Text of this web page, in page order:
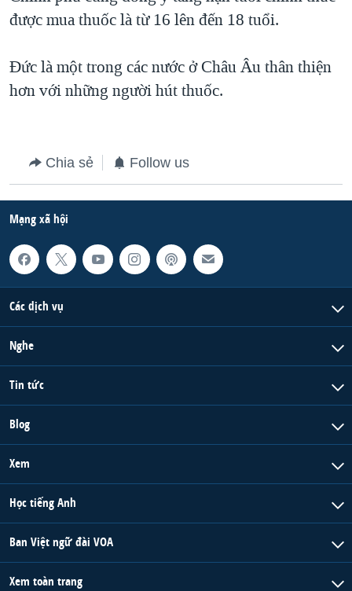
SỨC KHOẺ
THỂ THAO
NGÀY TỊ NẠN THẾ GIỚI
GROUND ZERO – XƯA VÀ NAY
CHI PHÍ CHIẾN TRANH AFGHANISTAN
TRỊNH VĨNH BÌNH VS. CHÍNH PHỦ VIỆT NAM
NGƯ DÂN VIỆT VÀ LÀN SÓNG TRỘM HẢI SÂM
BÊN KIA QUỐC LỘ: TIẾNG VỌNG TỪ NÔNG THÔN MỸ
QUAN HỆ VIỆT MỸ
được mua thuốc là từ 16 lên đến 18 tuổi.
Đức là một trong các nước ở Châu Âu thân thiện
hơn với những người hút thuốc.
Chia sẻ Follow us
Mạng xã hội
Các dịch vụ
Nghe
Tin tức
Blog
Xem
Học tiếng Anh
Ban Việt ngữ đài VOA
Xem toàn trang